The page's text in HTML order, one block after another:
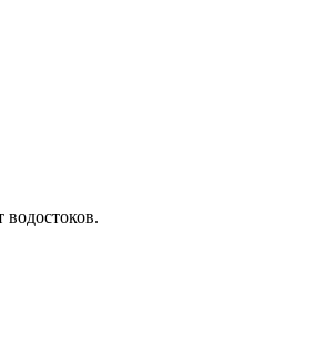
водостоков.